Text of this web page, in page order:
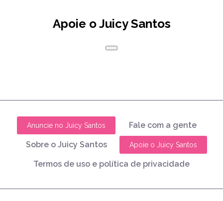
Apoie o Juicy Santos
Anuncie no Juicy Santos Fale com a gente
Sobre o Juicy Santos Apoie o Juicy Santos
Termos de uso e política de privacidade